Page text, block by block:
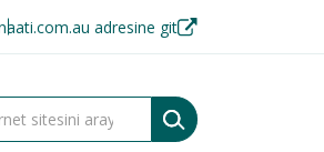
adresine git